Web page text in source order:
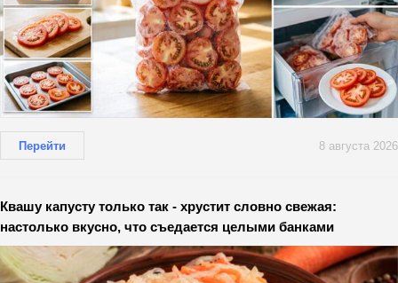
Перейти 8 августа 2026
Квашу капусту только так - хрустит словно свежая:
настолько вкусно, что съедается целыми банками